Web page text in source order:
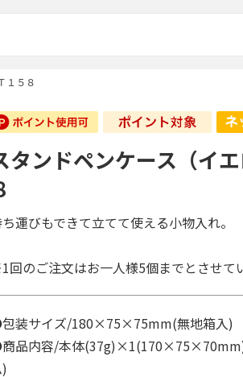
１５８
タンドペンケース（イ
運びもできて立てて使える小物入れ。
回のご注文はお一人様5個までとさせて
装サイズ/180×75×75mm(無地箱入)
品内容/本体(37g)×1(170×75×70mm)
)